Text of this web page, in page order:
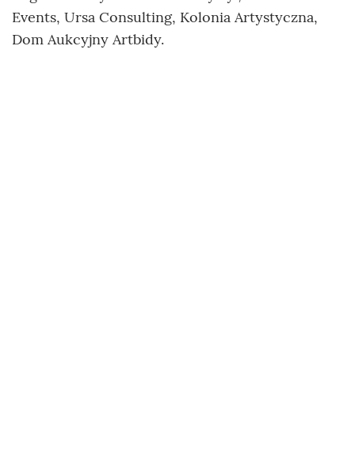
Events, Ursa Consulting, Kolonia Artystyczna,
Dom Aukcyjny Artbidy.